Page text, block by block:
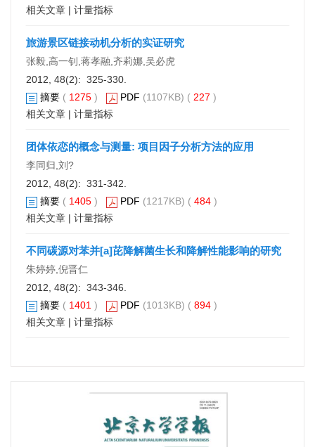
相关文章 | 计量指标
旅游景区链接动机分析的实证研究
张毅,高一钊,蒋孝融,齐莉娜,吴必虎
2012, 48(2): 325-330.
摘要 ( 1275 ) PDF (1107KB) ( 227 )
相关文章 | 计量指标
团体依恋的概念与测量: 项目因子分析方法的应用
李同归,刘?
2012, 48(2): 331-342.
摘要 ( 1405 ) PDF (1217KB) ( 484 )
相关文章 | 计量指标
不同碳源对苯并[a]芘降解菌生长和降解性能影响的研究
朱婷婷,倪晋仁
2012, 48(2): 343-346.
摘要 ( 1401 ) PDF (1013KB) ( 894 )
相关文章 | 计量指标